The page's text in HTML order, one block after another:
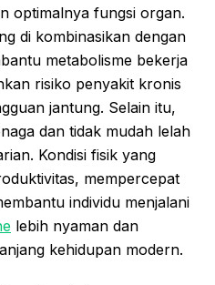
optimalnya fungsi organ.
di kombinasikan dengan
metabolisme bekerja
risiko penyakit kronis
jantung. Selain itu,
dan tidak mudah lelah
Kondisi fisik yang
mempercepat
individu menjalani
lebih nyaman dan
kehidupan modern.